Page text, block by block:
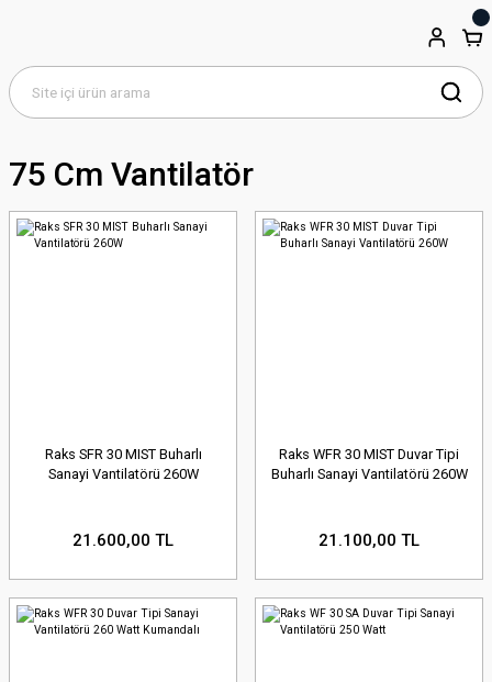
75 Cm Vantilatör
Raks SFR 30 MIST Buharlı
Sanayi Vantilatörü 260W
21.600,00 TL
Raks WFR 30 MIST Duvar Tipi
Buharlı Sanayi Vantilatörü 260W
21.100,00 TL